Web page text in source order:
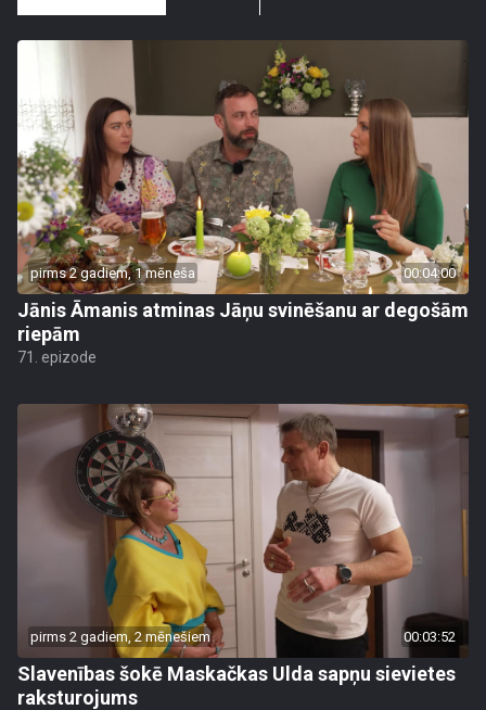
pirms 2 gadiem, 1 mēneša 00:04:00
Jānis Āmanis atminas Jāņu svinēšanu ar degošām
riepām
71. epizode
pirms 2 gadiem, 2 mēnešiem 00:03:52
Slavenības šokē Maskačkas Ulda sapņu sievietes
raksturojums